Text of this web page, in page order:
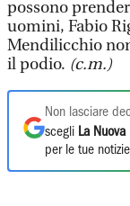
possono
uomini, Fabio
Mendilicchio
il podio. (c.m.)
Non lasciare
scegli La Nuova
per le tue